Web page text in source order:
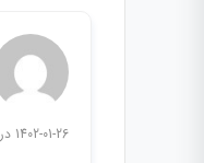
1402-01-26 در 09:06